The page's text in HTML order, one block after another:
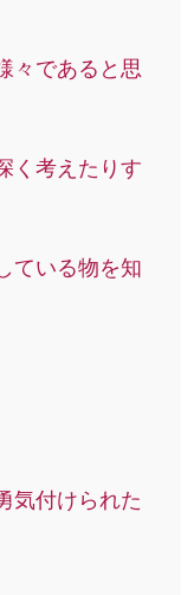
々であると思
く考えたりす
ている物を知
気付けられた